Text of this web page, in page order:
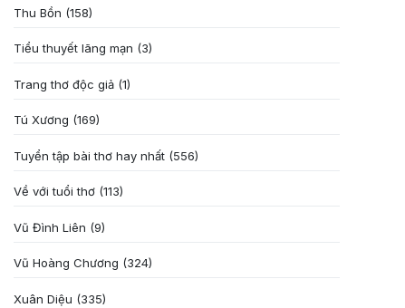
Thu Bồn (158)
Tiểu thuyết lãng mạn (3)
Trang thơ độc giả (1)
Tú Xương (169)
Tuyển tập bài thơ hay nhất (556)
Về với tuổi thơ (113)
Vũ Đình Liên (9)
Vũ Hoàng Chương (324)
Xuân Diệu (335)